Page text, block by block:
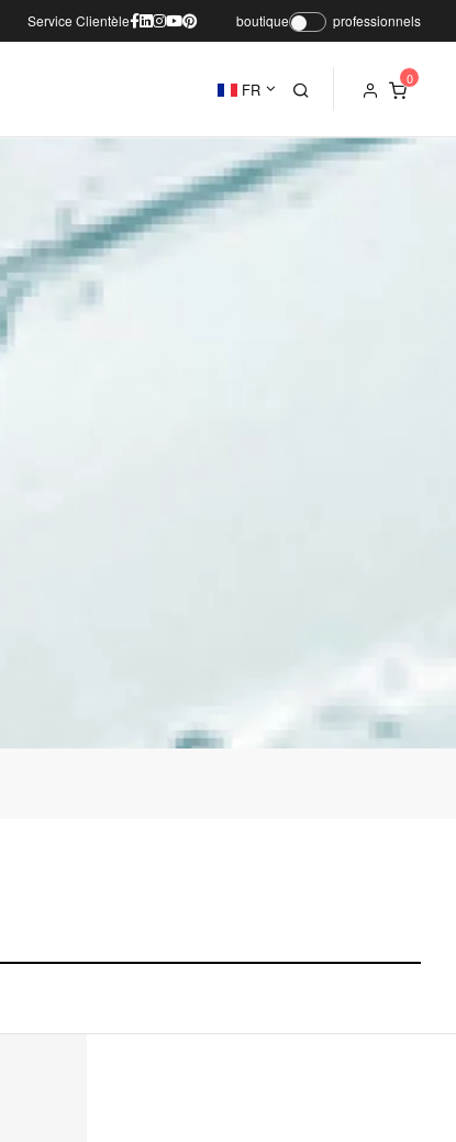
Service Clientèle boutique professionnels
FR